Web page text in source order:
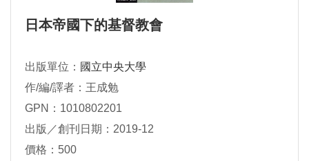
日本帝國下的基督教會
出版單位： 國立中央大學
作/編/譯者：王成勉
GPN：1010802201
出版／創刊日期：2019-12
價格：500